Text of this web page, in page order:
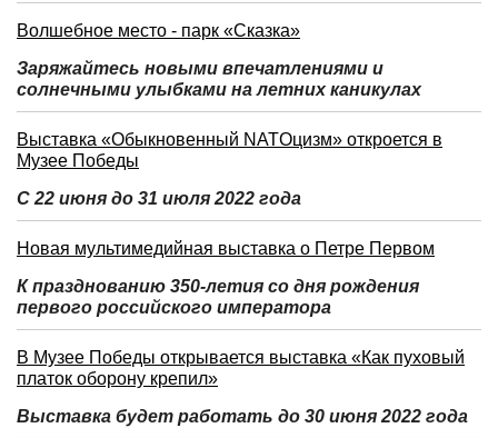
Волшебное место - парк «Сказка»
Заряжайтесь новыми впечатлениями и
солнечными улыбками на летних каникулах
Выставка «Обыкновенный NATOцизм» откроется в
Музее Победы
С 22 июня до 31 июля 2022 года
Новая мультимедийная выставка о Петре Первом
К празднованию 350-летия со дня рождения
первого российского императора
В Музее Победы открывается выставка «Как пуховый
платок оборону крепил»
Выставка будет работать до 30 июня 2022 года